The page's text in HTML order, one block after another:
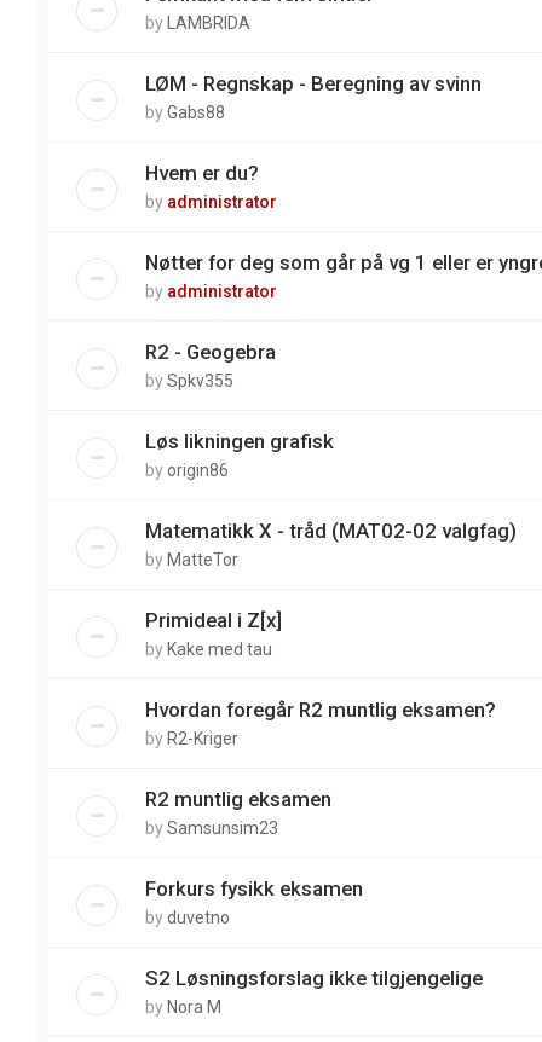
by LAMBRIDA
LØM - Regnskap - Beregning av svinn
byGabs88
Hvem er du?
by administrator
Nøtter for deg som går på vg 1 eller er
by administrator
R2 - Geogebra
bySpkv355
Løs likningen grafisk
byorigin86
Matematikk X - tråd (MAT02-02 valgfag)
by MatteTor
Primideal i Z[x]
by Kake med tau
Hvordan foregår R2 muntlig eksamen?
by R2-Kriger
R2 muntlig eksamen
bySamsunsim23
Forkurs fysikk eksamen
byduvetno
S2 Løsningsforslag ikke tilgjengelige
by Nora M